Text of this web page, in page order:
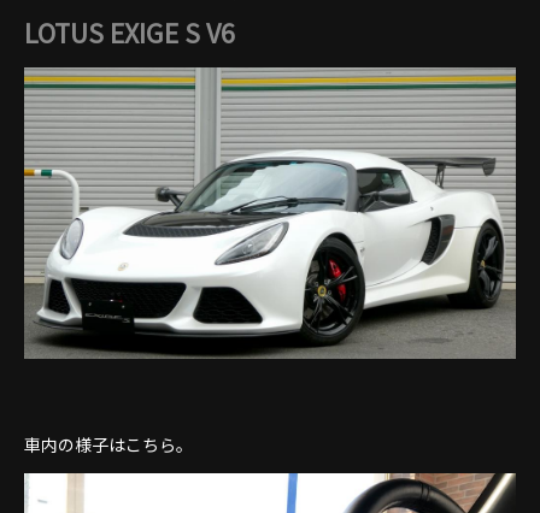
LOTUS EXIGE S V6
車内の様子はこちら。